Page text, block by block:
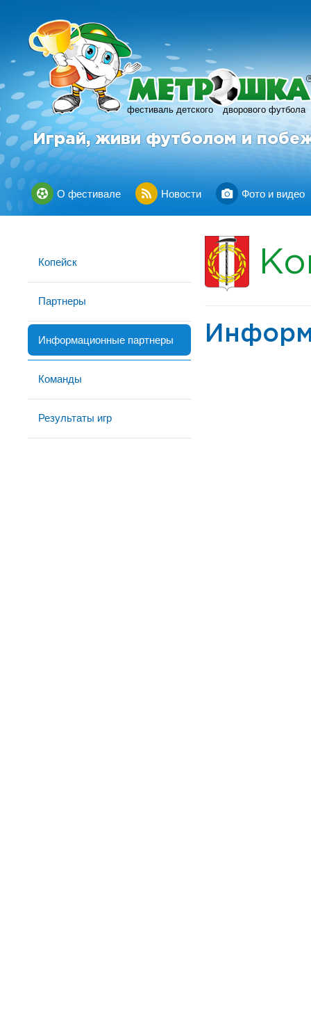
фестиваль детского дворового футбола
R
Играй, живи футболом и
О фестивале Новости Фото и видео
Копейск
Партнеры
Информационные партнеры
Команды
Результаты игр